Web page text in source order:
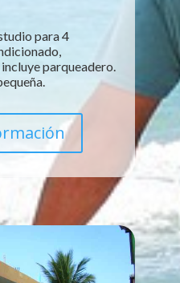
para 4
parqueadero.